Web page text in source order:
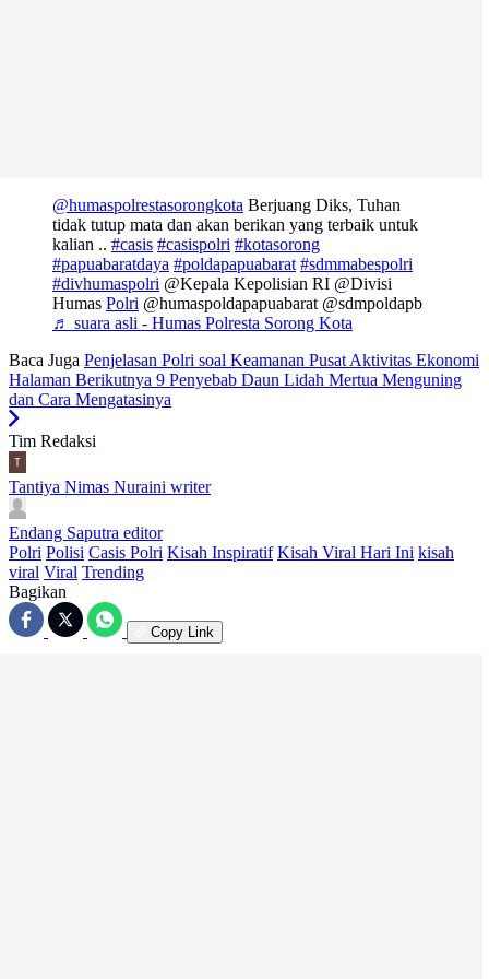
@humaspolrestasorongkota Berjuang Diks, Tuhan
tidak tutup mata dan akan berikan yang terbaik untuk
kalian .. #casis #casispolri #kotasorong
#papuabaratdaya #poldapapuabarat #sdmmabespolri
#divhumaspolri @Kepala Kepolisian RI @Divisi
Humas Polri @humaspoldapapuabarat @sdmpoldapb
♬ suara asli - Humas Polresta Sorong Kota
Baca Juga Penjelasan Polri soal Keamanan Pusat Aktivitas Ekonomi
Halaman Berikutnya 9 Penyebab Daun Lidah Mertua Menguning
dan Cara Mengatasinya
Tim Redaksi
Tantiya Nimas Nuraini writer
Endang Saputra editor
Polri Polisi Casis Polri Kisah Inspiratif Kisah Viral Hari Ini kisah
viral Viral Trending
Bagikan
Copy Link